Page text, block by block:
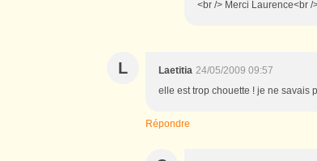
<br /> Merci Laurence<br /
L Laetitia 24/05/2009 09:57
elle est trop chouette ! je ne savais
Répondre